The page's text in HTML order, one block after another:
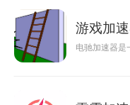
游戏加
电驰加速器是